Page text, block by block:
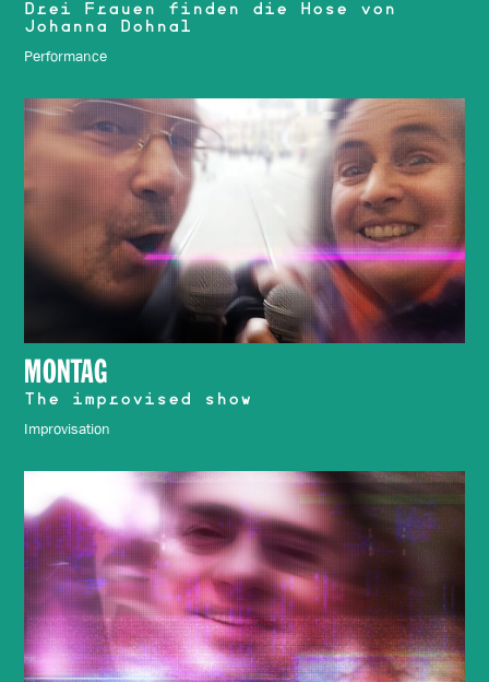
Drei Frauen finden die Hose von
Johanna Dohnal
Performance
MONTAG
The improvised show
Improvisation